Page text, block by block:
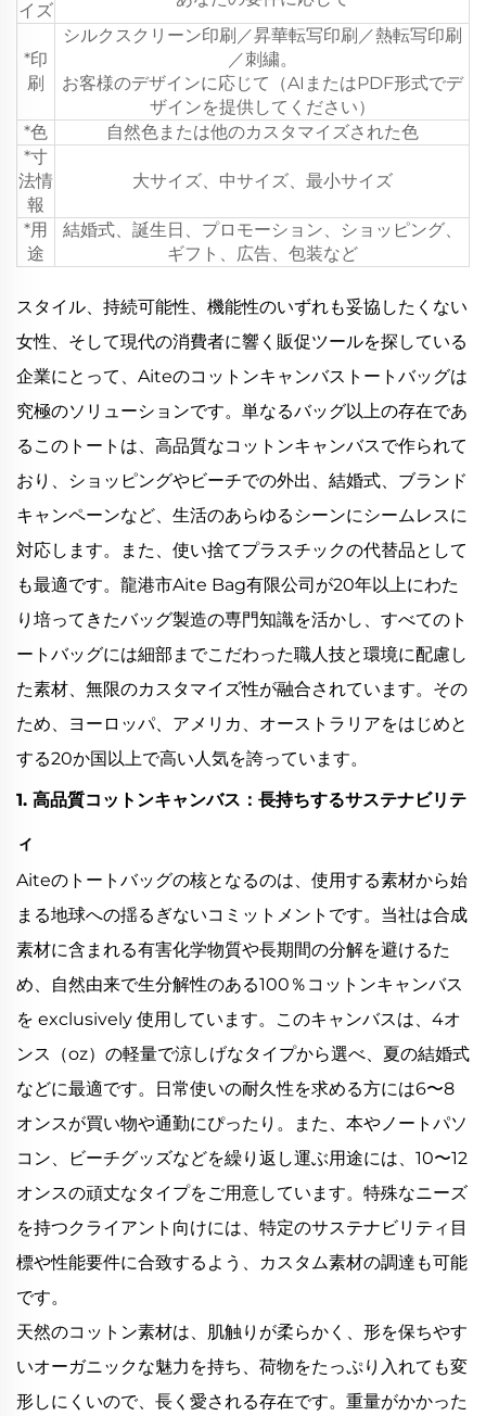
イズ
*印
刷
シルクスクリーン印刷／昇華転写印刷／熱転写印刷
／刺繍。
お客様のデザインに応じて（AIまたはPDF形式でデ
ザインを提供してください）
*色
自然色または他のカスタマイズされた色
*寸
法情
報
大サイズ、中サイズ、最小サイズ
*用
途
結婚式、誕生日、プロモーション、ショッピング、
ギフト、広告、包装など
スタイル、持続可能性、機能性のいずれも妥協したくない
女性、そして現代の消費者に響く販促ツールを探している
企業にとって、Aiteのコットンキャンバストートバッグは
究極のソリューションです。単なるバッグ以上の存在であ
るこのトートは、高品質なコットンキャンバスで作られて
おり、ショッピングやビーチでの外出、結婚式、ブランド
キャンペーンなど、生活のあらゆるシーンにシームレスに
対応します。また、使い捨てプラスチックの代替品として
も最適です。龍港市Aite Bag有限公司が20年以上にわた
り培ってきたバッグ製造の専門知識を活かし、すべてのト
ートバッグには細部までこだわった職人技と環境に配慮し
た素材、無限のカスタマイズ性が融合されています。その
ため、ヨーロッパ、アメリカ、オーストラリアをはじめと
する20か国以上で高い人気を誇っています。
1. 高品質コットンキャンバス：長持ちするサステナビリテ
ィ
Aiteのトートバッグの核となるのは、使用する素材から始
まる地球への揺るぎないコミットメントです。当社は合成
素材に含まれる有害化学物質や長期間の分解を避けるた
め、自然由来で生分解性のある100％コットンキャンバス
を exclusively 使用しています。このキャンバスは、4オ
ンス（oz）の軽量で涼しげなタイプから選べ、夏の結婚式
などに最適です。日常使いの耐久性を求める方には6〜8
オンスが買い物や通勤にぴったり。また、本やノートパソ
コン、ビーチグッズなどを繰り返し運ぶ用途には、10〜12
オンスの頑丈なタイプをご用意しています。特殊なニーズ
を持つクライアント向けには、特定のサステナビリティ目
標や性能要件に合致するよう、カスタム素材の調達も可能
です。
天然のコットン素材は、肌触りが柔らかく、形を保ちやす
いオーガニックな魅力を持ち、荷物をたっぷり入れても変
形しにくいので、長く愛される存在です。重量がかかった